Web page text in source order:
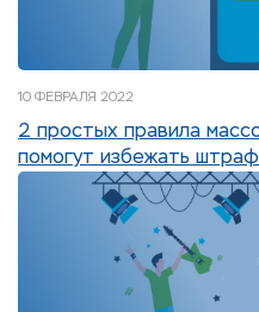
10 ФЕВРАЛЯ 2022
2 простых правила
помогут избежать